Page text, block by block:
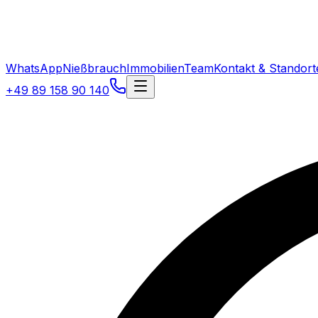
WhatsAppNießbrauchImmobilienTeamKontakt &
+49 89 158 90 140